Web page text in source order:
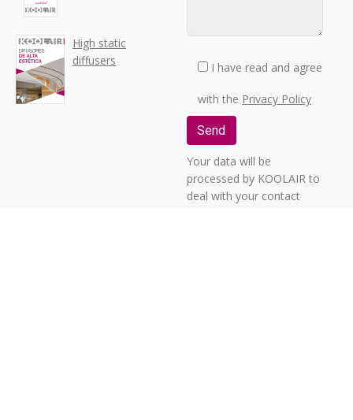
High static
diffusers
I have read and agree
with the Privacy Policy
Your data will be
processed by KOOLAIR to
deal with your contact